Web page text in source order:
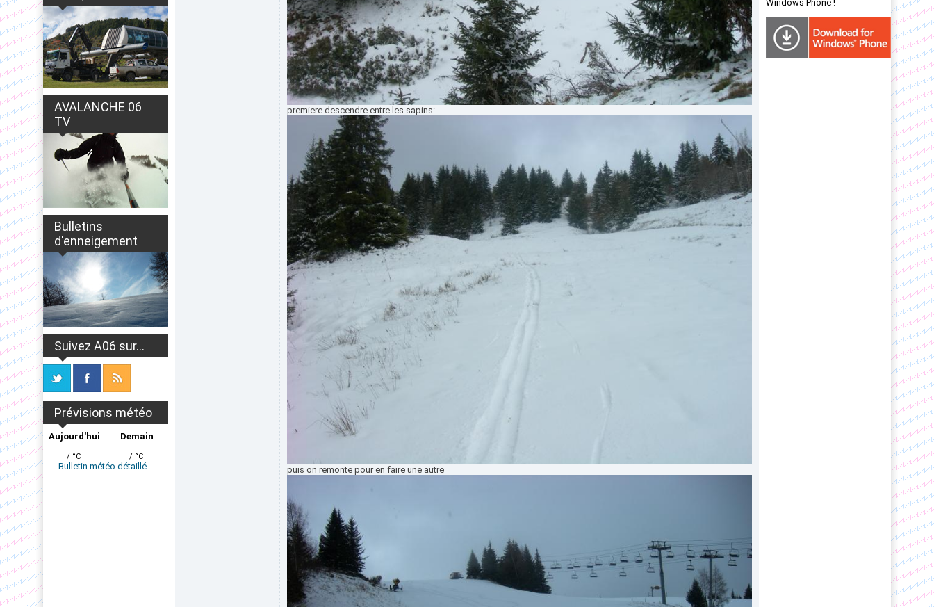
AVALANCHE 06
TV
Bulletins
d'enneigement
Suivez A06 sur...
Prévisions météo
Aujourd'hui
/ °C
Demain
/ °C
Bulletin météo détaillé...
premiere descendre entre les sapins:
puis on remonte pour en faire une autre
Windows Phone !